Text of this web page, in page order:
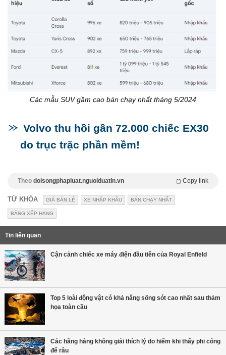
Các mẫu SUV gầm cao bán chạy nhất tháng 5/2024
Volvo thu hồi gần 72.000 chiếc EX30
do trục trặc phần mềm!
Theo doisongphapluat.nguoiduatin.vn Copy link
TỪ KHÓA GIÁ BÁN LẺ XE NHẬP KHẨU BÁN CHẠY NHẤT
BẢNG XẾP HẠNG
Tin liên quan
Cận cảnh chiếc xe máy điện đầu tiên của Royal Enfield
Top 5 loài động vật có khả năng sống sót cao nhất sau thảm
họa toàn cầu
Các hãng hàng không giải thích lý do hiếm khi thấy phi công
để râu